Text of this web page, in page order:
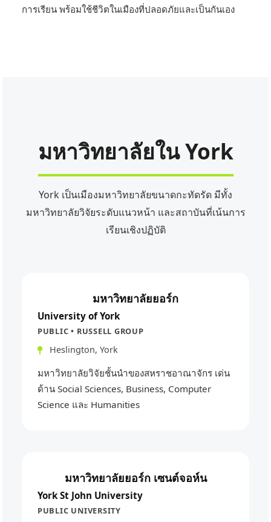
การเรียน พร้อมใช้ชีวิตในเมืองที่ปลอดภัยและเป็นกันเอง
มหาวิทยาลัยใน York
York เป็นเมืองมหาวิทยาลัยขนาดกะทัดรัด มีทั้ง
มหาวิทยาลัยวิจัยระดับแนวหน้า และสถาบันที่เน้นการ
เรียนเชิงปฏิบัติ
มหาวิทยาลัยยอร์ก
University of York
PUBLIC • RUSSELL GROUP
Heslington, York
มหาวิทยาลัยวิจัยชั้นนำของสหราชอาณาจักร เด่น
ด้าน Social Sciences, Business, Computer
Science และ Humanities
มหาวิทยาลัยยอร์ก เซนต์จอห์น
York St John University
PUBLIC UNIVERSITY